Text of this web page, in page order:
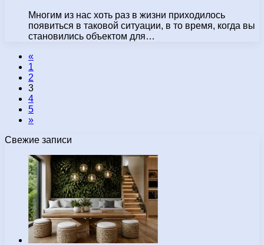
Многим из нас хоть раз в жизни приходилось
появиться в таковой ситуации, в то время, когда вы
становились объектом для…
«
1
2
3
4
5
»
Свежие записи